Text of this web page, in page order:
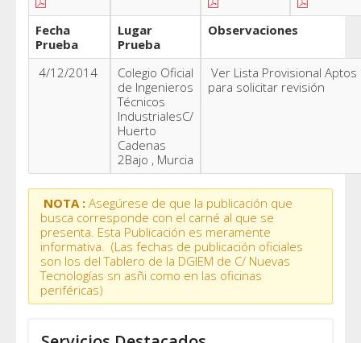
Fecha
Prueba
Lugar
Prueba
Observaciones
4/12/2014
Colegio Oficial
de Ingenieros
Técnicos
IndustrialesC/
Huerto
Cadenas
2Bajo , Murcia
Ver Lista Provisional Aptos
para solicitar revisión
NOTA : Asegúrese de que la publicación que
busca corresponde con el carné al que se
presenta. Esta Publicación es meramente
informativa. (Las fechas de publicación oficiales
son los del Tablero de la DGIEM de C/ Nuevas
Tecnologías sn asñi como en las oficinas
periféricas)